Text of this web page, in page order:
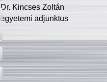
Dr. Kincses Zoltán
egyetemi adjunktus